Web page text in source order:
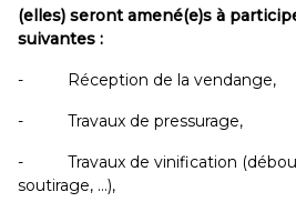
(elles) seront amené(e)s à
suivantes :
- Réception de la
- Travaux de pressurage,
- Travaux de vinification
soutirage, …),